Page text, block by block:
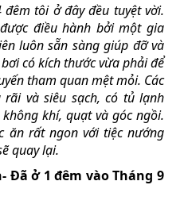
tôi ở đây đều tuyệt vời.
điều hành bởi một gia
luôn sẵn sàng giúp đỡ và
có kích thước vừa phải để
tham quan mệt mỏi. Các
và siêu sạch, có tủ lạnh
khí, quạt và góc ngồi.
ăn rất ngon với tiệc nướng
quay lại.
Đã ở 1 đêm vào Tháng 9